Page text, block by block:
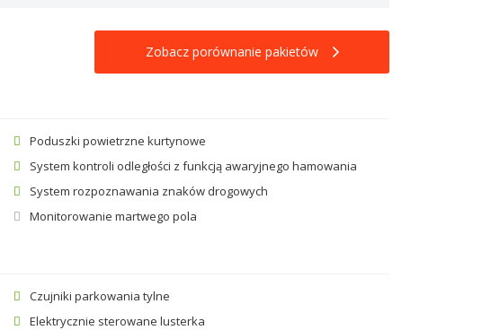
Zobacz porównanie pakietów
Poduszki powietrzne kurtynowe
System kontroli odległości z funkcją awaryjnego hamowania
System rozpoznawania znaków drogowych
Monitorowanie martwego pola
Czujniki parkowania tylne
Elektrycznie sterowane lusterka